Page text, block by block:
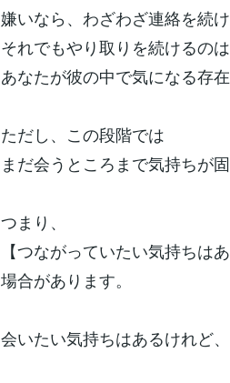
嫌いなら、わざわざ連絡を続
それでもやり取りを続けるのは
あなたが彼の中で気になる存
ただし、この段階では
まだ会うところまで気持ちが
つまり、
【つながっていたい気持ちは
場合があります。
会いたい気持ちはあるけれど